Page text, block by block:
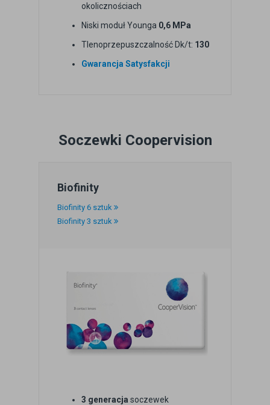
okolicznościach
Niski moduł Younga 0,6 MPa
Tlenoprzepuszczalność Dk/t: 130
Gwarancja Satysfakcji
Soczewki Coopervision
Biofinity
Biofinity 6 sztuk
Biofinity 3 sztuk
3 generacja soczewek